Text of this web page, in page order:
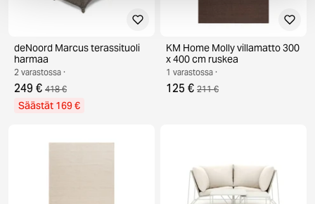
deNoord Marcus terassituoli
harmaa
2 varastossa ·
249 € 418 €
Säästät 169 €
KM Home Molly villamatto 300
x 400 cm ruskea
1 varastossa ·
125 € 211 €